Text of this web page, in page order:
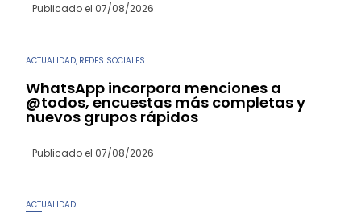
Publicado el 07/08/2026
ACTUALIDAD REDES SOCIALES
WhatsApp incorpora menciones a
@todos, encuestas más completas y
nuevos grupos rápidos
Publicado el 07/08/2026
ACTUALIDAD